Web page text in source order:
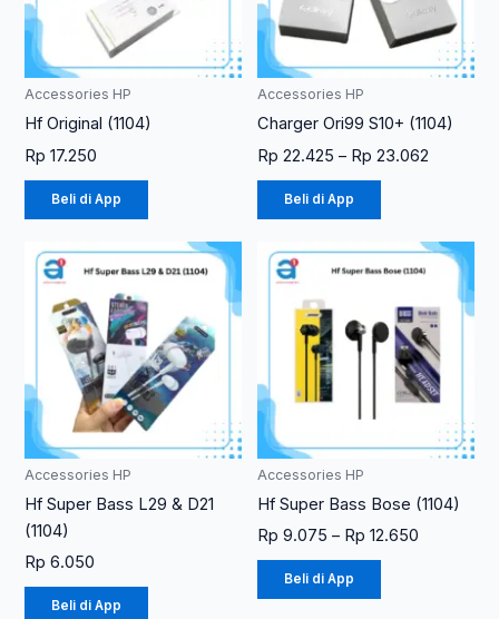
Accessories HP
Hf Original (1104)
Rp 17.250
Beli di App
Pilihan
ini
dapat
di
Accessories HP
Charger Ori99 S10+ (1104)
Rp 22.425 – Rp 23.062
Beli di App
Pilihan
ini
dapat
di
produk
Accessories HP
Hf Super Bass L29 & D21
(1104)
Rp 6.050
Beli di App
Produk
ini
memiliki
beberapa
varian.
Pilihan
ini
di
Accessories HP
Hf Super Bass Bose (1104)
Rp 9.075 – Rp 12.650
Rentang
harga:
Rp 9.075
hingga
Rp 12.650
Beli di App
Produk
ini
memiliki
beberapa
varian.
Pilihan
di
produk